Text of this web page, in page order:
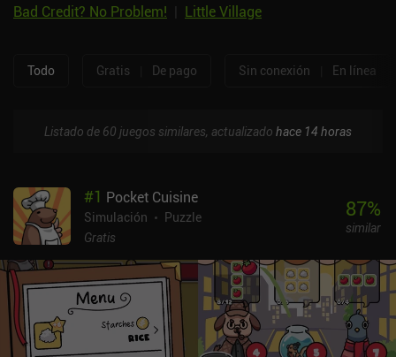
Bad Credit? No Problem!
Little Village
Todo Gratis De pago Sin conexión En línea
Listado de 60 juegos similares, actualizado hace 14 horas
#1 Pocket Cuisine
Simulación
Puzzle
Gratis
87%
similar